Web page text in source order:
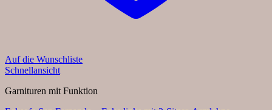
Auf die Wunschliste
Schnellansicht
Garnituren mit Funktion